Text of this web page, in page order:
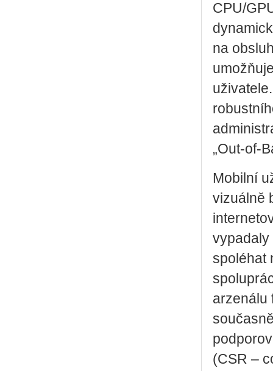
CPU/
na
„Out-of-
Mobilní
vizuálně
vypadaly
spoléhat
arzenálu
(CSR –